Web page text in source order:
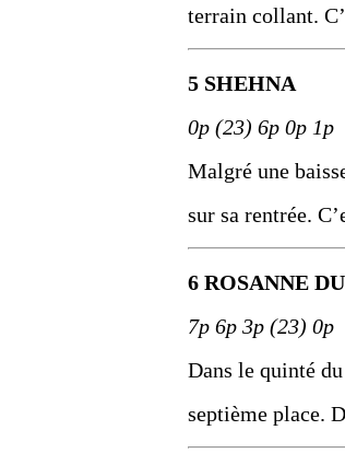
terrain collant.
5 SHEHNA
0p (23) 6p 0p 1p
Malgré une
sur sa rentrée.
6 ROSANNE
7p 6p 3p (23) 0p
Dans le quinté
septième place.